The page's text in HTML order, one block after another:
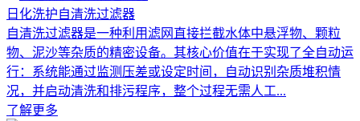
日化洗护自清洗过滤器
自清洗过滤器是一种利用滤网直接拦截水体中悬浮物、颗粒
物、泥沙等杂质的精密设备。其核心价值在于实现了全自动运
行：系统能通过监测压差或设定时间，自动识别杂质堆积情
况，并启动清洗和排污程序，整个过程无需人工...
了解更多